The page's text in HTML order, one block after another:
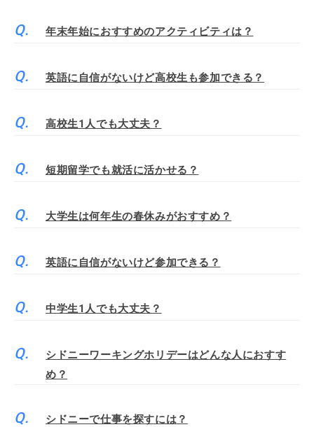
年末年始におすすめのアクティビティは？
英語に自信がないけど高校生も参加できる？
高校生1人でも大丈夫？
短期留学でも就活に活かせる？
大学生は何年生の春休みがおすすめ？
英語に自信がないけど参加できる？
中学生1人でも大丈夫？
シドニーワーキングホリデーはどんな人におすす
め？
シドニーで仕事を探すには？